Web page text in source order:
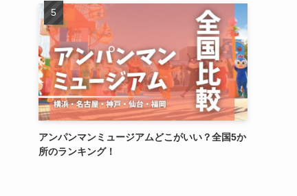
アンパンマンミュージアムどこがいい？全国5か
所のランキング！